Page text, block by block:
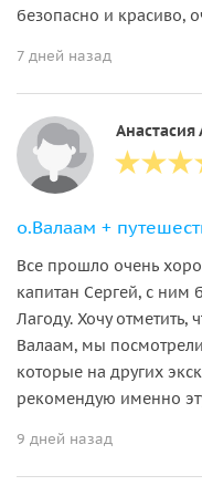
безопасно и красиво,
7 дней назад
Анастасия
Все прошло очень
капитан Сергей, с ним
Лагоду. Хочу
Валаам, мы
которые на других
рекомендую именно
9 дней назад